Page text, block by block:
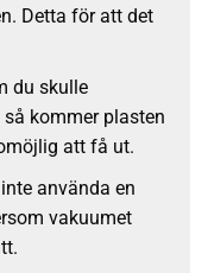
Detta för att det
du skulle
kommer plasten
att få ut.
använda en
vakuumet